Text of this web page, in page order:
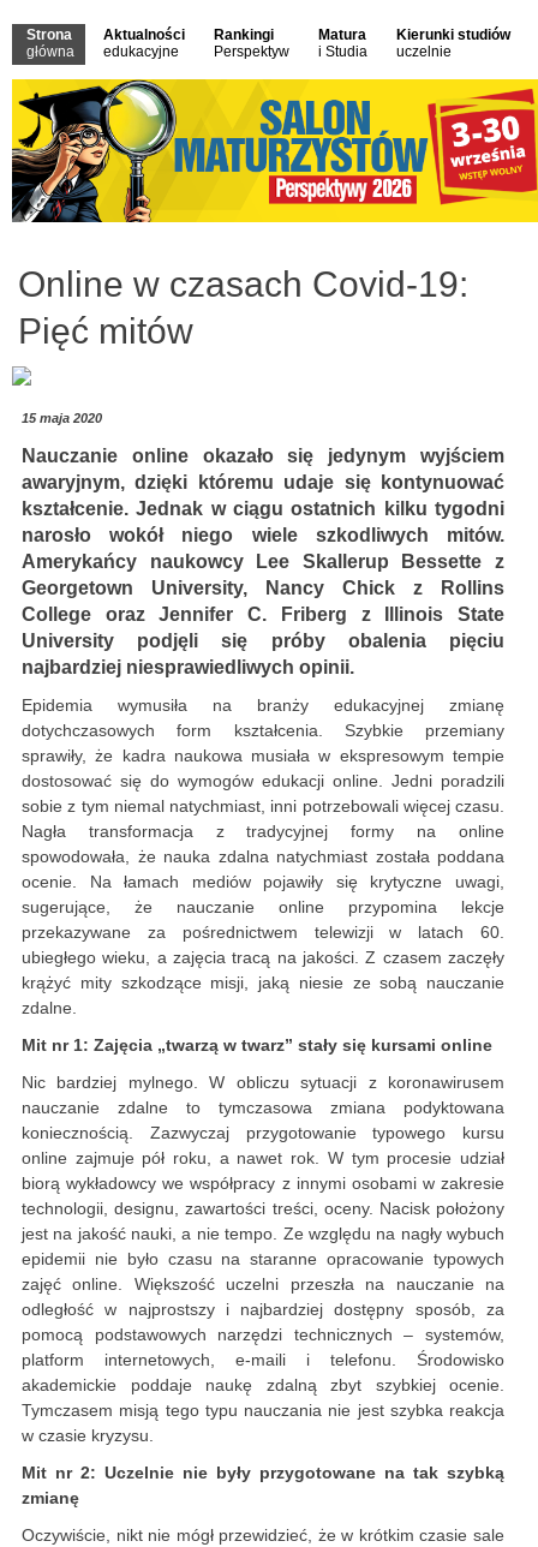
Strona
główna
Aktualności
edukacyjne
Rankingi
Perspektyw
Matura
i Studia
Kierunki studiów
uczelnie
Online w czasach Covid-19:
Pięć mitów
15 maja 2020
Nauczanie online okazało się jedynym wyjściem
awaryjnym, dzięki któremu udaje się kontynuować
kształcenie. Jednak w ciągu ostatnich kilku tygodni
narosło wokół niego wiele szkodliwych mitów.
Amerykańcy naukowcy Lee Skallerup Bessette z
Georgetown University, Nancy Chick z Rollins
College oraz Jennifer C. Friberg z Illinois State
University podjęli się próby obalenia pięciu
najbardziej niesprawiedliwych opinii.
Epidemia wymusiła na branży edukacyjnej zmianę
dotychczasowych form kształcenia. Szybkie przemiany
sprawiły, że kadra naukowa musiała w ekspresowym tempie
dostosować się do wymogów edukacji online. Jedni poradzili
sobie z tym niemal natychmiast, inni potrzebowali więcej czasu.
Nagła transformacja z tradycyjnej formy na online
spowodowała, że nauka zdalna natychmiast została poddana
ocenie. Na łamach mediów pojawiły się krytyczne uwagi,
sugerujące, że nauczanie online przypomina lekcje
przekazywane za pośrednictwem telewizji w latach 60.
ubiegłego wieku, a zajęcia tracą na jakości. Z czasem zaczęły
krążyć mity szkodzące misji, jaką niesie ze sobą nauczanie
zdalne.
Mit nr 1: Zajęcia „twarzą w twarz” stały się kursami online
Nic bardziej mylnego. W obliczu sytuacji z koronawirusem
nauczanie zdalne to tymczasowa zmiana podyktowana
koniecznością. Zazwyczaj przygotowanie typowego kursu
online zajmuje pół roku, a nawet rok. W tym procesie udział
biorą wykładowcy we współpracy z innymi osobami w zakresie
technologii, designu, zawartości treści, oceny. Nacisk położony
jest na jakość nauki, a nie tempo. Ze względu na nagły wybuch
epidemii nie było czasu na staranne opracowanie typowych
zajęć online. Większość uczelni przeszła na nauczanie na
odległość w najprostszy i najbardziej dostępny sposób, za
pomocą podstawowych narzędzi technicznych – systemów,
platform internetowych, e-maili i telefonu. Środowisko
akademickie poddaje naukę zdalną zbyt szybkiej ocenie.
Tymczasem misją tego typu nauczania nie jest szybka reakcja
w czasie kryzysu.
Mit nr 2: Uczelnie nie były przygotowane na tak szybką
zmianę
Oczywiście, nikt nie mógł przewidzieć, że w krótkim czasie sale